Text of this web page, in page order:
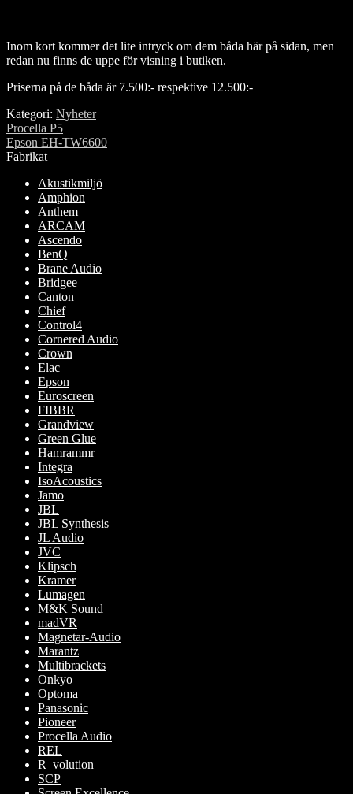
Inom kort kommer det lite intryck om dem båda här på sidan, men
redan nu finns de uppe för visning i butiken.
Priserna på de båda är 7.500:- respektive 12.500:-
Kategori: Nyheter
Inläggsnavigering
Föregående
inlägg:
Procella P5
Nästa
inlägg:
Epson EH-TW6600
Fabrikat
Akustikmiljö
Amphion
Anthem
ARCAM
Ascendo
BenQ
Brane Audio
Bridgee
Canton
Chief
Control4
Cornered Audio
Crown
Elac
Epson
Euroscreen
FIBBR
Grandview
Green Glue
Hamrammr
Integra
IsoAcoustics
Jamo
JBL
JBL Synthesis
JL Audio
JVC
Klipsch
Kramer
Lumagen
M&K Sound
madVR
Magnetar-Audio
Marantz
Multibrackets
Onkyo
Optoma
Panasonic
Pioneer
Procella Audio
REL
R_volution
SCP